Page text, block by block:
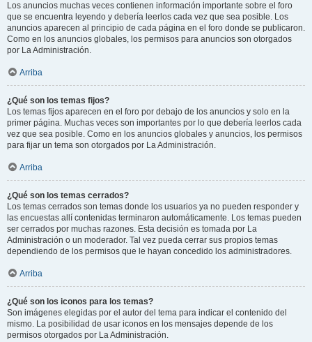
Los anuncios muchas veces contienen información importante sobre el foro
que se encuentra leyendo y debería leerlos cada vez que sea posible. Los
anuncios aparecen al principio de cada página en el foro donde se publicaron.
Como en los anuncios globales, los permisos para anuncios son otorgados
por La Administración.
Arriba
¿Qué son los temas fijos?
Los temas fijos aparecen en el foro por debajo de los anuncios y solo en la
primer página. Muchas veces son importantes por lo que debería leerlos cada
vez que sea posible. Como en los anuncios globales y anuncios, los permisos
para fijar un tema son otorgados por La Administración.
Arriba
¿Qué son los temas cerrados?
Los temas cerrados son temas donde los usuarios ya no pueden responder y
las encuestas allí contenidas terminaron automáticamente. Los temas pueden
ser cerrados por muchas razones. Esta decisión es tomada por La
Administración o un moderador. Tal vez pueda cerrar sus propios temas
dependiendo de los permisos que le hayan concedido los administradores.
Arriba
¿Qué son los iconos para los temas?
Son imágenes elegidas por el autor del tema para indicar el contenido del
mismo. La posibilidad de usar iconos en los mensajes depende de los
permisos otorgados por La Administración.